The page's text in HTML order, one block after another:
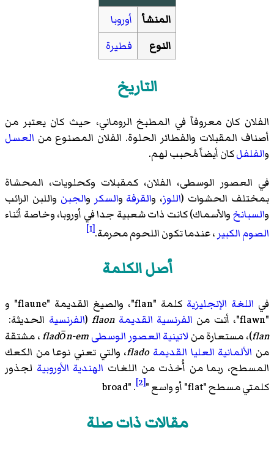
المنشأ
أوروبا
النوع
فطيرة
التاريخ
الفلان كان معروفاً في المطبخ الروماني، حيث كان يعتبر من
أصناف المقبلات والفطائر الحلوة. الفلان المصنوع من العسل
والفلفلكان أيضاً مُحبب لهم.
في العصور الوسطى، الفلان، كمقبلات وكحلويات، المحشاة
بمختلف الحشوات (اللوز، والقرفة والسكر والجبن واللبن الرائب
والسبانخوالأسماك) كانت ذات شعبية جدا في أوروبا، وخاصة أثناء
الصوم الكبير، عندما تكون اللحوم محرمة.[1]
أصل الكلمة
في اللغة الإنجليزية
كلمة "flan"، والصيغ القديمة "flaune" و
"flawn"، أتت من
الفرنسية القديمة flaon
(الفرنسية الحديثة:
flan)، مستعارة من لاتينية العصور الوسطىfladōn-em، مشتقة
من الألمانية العليا القديمة flado، والتي تعني نوعا من الكعك
المسطح، ربما من أُخذت من اللغات الهندية الأوروبية لجذور
كلمتي مسطح "flat" أو واسع "broad" .
[2]
مقالات ذات صلة